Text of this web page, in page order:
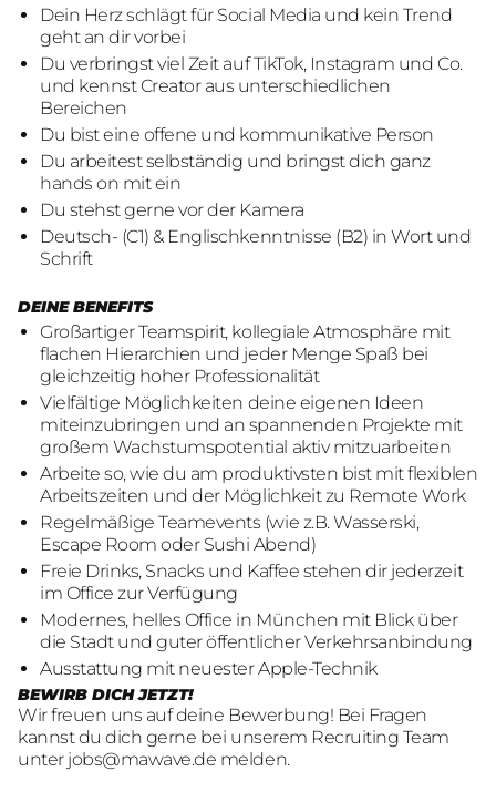
Dein Herz schlägt für Social Media und kein Trend
geht an dir vorbei
Du verbringst viel Zeit auf TikTok, Instagram und Co.
und kennst Creator aus unterschiedlichen
Bereichen
Du bist eine offene und kommunikative Person
Du arbeitest selbständig und bringst dich ganz
hands on mit ein
Du stehst gerne vor der Kamera
Deutsch- (C1) & Englischkenntnisse (B2) in Wort und
Schrift
DEINE BENEFITS
Großartiger Teamspirit, kollegiale Atmosphäre mit
flachen Hierarchien und jeder Menge Spaß bei
gleichzeitig hoher Professionalität
Vielfältige Möglichkeiten deine eigenen Ideen
miteinzubringen und an spannenden Projekte mit
großem Wachstumspotential aktiv mitzuarbeiten
Arbeite so, wie du am produktivsten bist mit flexiblen
Arbeitszeiten und der Möglichkeit zu Remote Work
Regelmäßige Teamevents (wie z.B. Wasserski,
Escape Room oder Sushi Abend)
Freie Drinks, Snacks und Kaffee stehen dir jederzeit
im Office zur Verfügung
Modernes, helles Office in München mit Blick über
die Stadt und guter öffentlicher Verkehrsanbindung
Ausstattung mit neuester Apple-Technik
BEWIRB DICH JETZT!
Wir freuen uns auf deine Bewerbung! Bei Fragen
kannst du dich gerne bei unserem Recruiting Team
unter jobs@mawave.de melden.